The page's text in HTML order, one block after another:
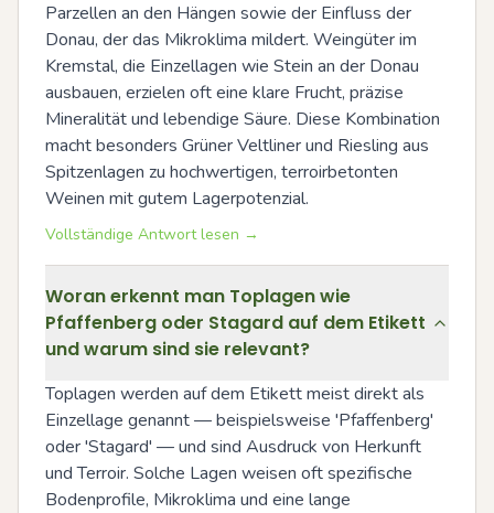
Parzellen an den Hängen sowie der Einfluss der
Donau, der das Mikroklima mildert. Weingüter im
Kremstal, die Einzellagen wie Stein an der Donau
ausbauen, erzielen oft eine klare Frucht, präzise
Mineralität und lebendige Säure. Diese Kombination
macht besonders Grüner Veltliner und Riesling aus
Spitzenlagen zu hochwertigen, terroirbetonten
Weinen mit gutem Lagerpotenzial.
Vollständige Antwort lesen →
Woran erkennt man Toplagen wie
Pfaffenberg oder Stagard auf dem Etikett
und warum sind sie relevant?
Toplagen werden auf dem Etikett meist direkt als
Einzellage genannt — beispielsweise 'Pfaffenberg'
oder 'Stagard' — und sind Ausdruck von Herkunft
und Terroir. Solche Lagen weisen oft spezifische
Bodenprofile, Mikroklima und eine lange